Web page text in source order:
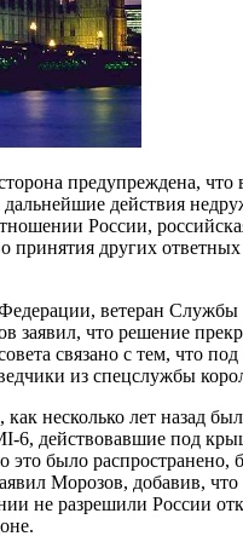
предупреждена, что
действия
России,
принятия других
ветеран Службы
заявил, что решение
связано с тем, что
из спецслужбы
несколько лет назад
6, действовавшие под
это было распространено,
Морозов, добавив, что
не разрешили России